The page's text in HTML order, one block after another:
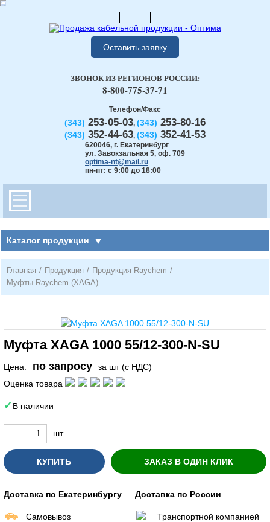
Оставить заявку
Телефон/Факс
(343) 253-05-03, (343) 253-80-16
(343) 352-44-63, (343) 352-41-53
620046, г. Екатеринбург
ул. Завокзальная 5, оф. 709
optima-nt@mail.ru
пн-пт: с 9:00 до 18:00
ЗВОНОК ИЗ РЕГИОНОВ РОССИИ:
8-800-775-37-71
Каталог продукции
Главная / Продукция / Продукция Raychem /
Муфты Raychem (XAGA)
Муфта XAGA 1000 55/12-300-N-SU
Цена: по запросу
за шт (с НДС)
Оценка товара
В наличии
шт
КУПИТЬ ЗАКАЗ В ОДИН КЛИК
Доставка по Екатеринбургу
Самовывоз
Доставка по России
Транспортной компанией